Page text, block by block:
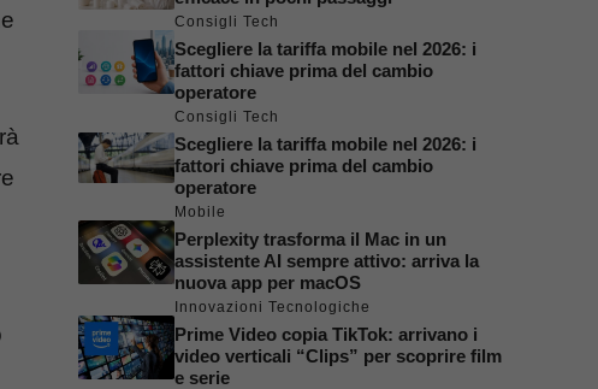
Consigli Tech
Scegliere la tariffa mobile nel 2026: i
fattori chiave prima del cambio
operatore
Consigli Tech
Scegliere la tariffa mobile nel 2026: i
fattori chiave prima del cambio
operatore
Mobile
Perplexity trasforma il Mac in un
assistente AI sempre attivo: arriva la
nuova app per macOS
Innovazioni Tecnologiche
Prime Video copia TikTok: arrivano i
video verticali “Clips” per scoprire film
e serie